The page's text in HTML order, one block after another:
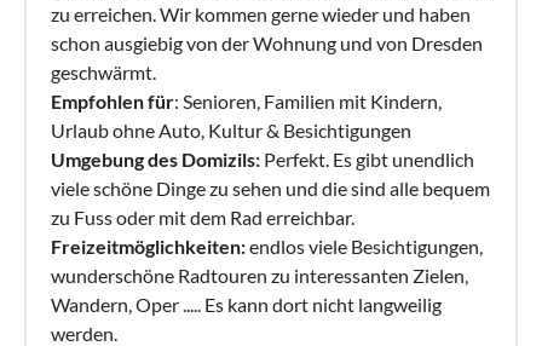
zu erreichen. Wir kommen gerne wieder und haben
schon ausgiebig von der Wohnung und von Dresden
geschwärmt.
Empfohlen für: Senioren, Familien mit Kindern,
Urlaub ohne Auto, Kultur & Besichtigungen
Umgebung des Domizils: Perfekt. Es gibt unendlich
viele schöne Dinge zu sehen und die sind alle bequem
zu Fuss oder mit dem Rad erreichbar.
Freizeitmöglichkeiten:endlos viele Besichtigungen,
wunderschöne Radtouren zu interessanten Zielen,
Wandern, Oper ..... Es kann dort nicht langweilig
werden.